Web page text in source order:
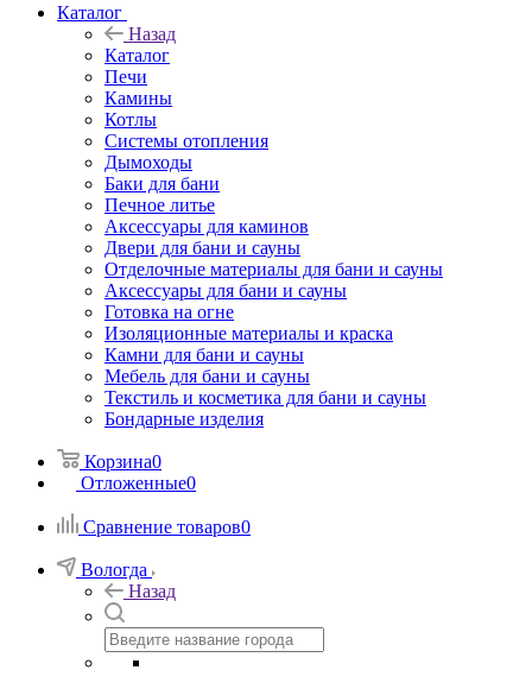
Каталог
Назад
Каталог
Печи
Камины
Котлы
Системы отопления
Дымоходы
Баки для бани
Печное литье
Аксессуары для каминов
Двери для бани и сауны
Отделочные материалы для бани и сауны
Аксессуары для бани и сауны
Готовка на огне
Изоляционные материалы и краска
Камни для бани и сауны
Мебель для бани и сауны
Текстиль и косметика для бани и сауны
Бондарные изделия
Корзина0
Отложенные0
Сравнение товаров0
Вологда
Назад